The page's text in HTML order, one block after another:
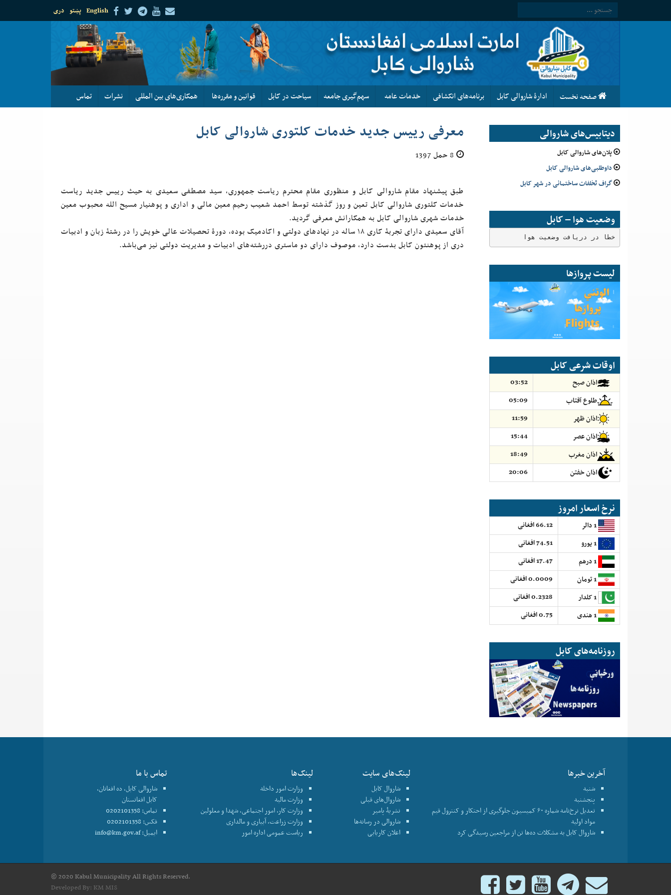
دری پښتو English
صفحه نخست ادارۀ شاروالی کابل برنامه‌های انکشافی خدمات عامه سهم‌گیری جامعه سیاحت در کابل قوانین و مقرره‌ها همکاری‌های بین المللی نشرات تماس
دیتابیس‌های شاروالی
پلان‌های شاروالی کابل
داوطلبی‌های شاروالی کابل
گراف تخلفات ساختمانی در شهر کابل
وضعیت هوا – کابل
خطا در دریافت وضعیت هوا
لیست پروازها
اوقات شرعی کابل
اذان صبح
03:52
طلوع آفتاب
05:09
اذان ظهر
11:59
اذان عصر
15:44
اذان مغرب
18:49
اذان خفتن
20:06
نرخ اسعار امروز
66.12 افغانی
74.51 افغانی
17.47 افغانی
0.0009 افغانی
0.2328 افغانی
0.75 افغانی
روزنامه‌های کابل
معرفی رییس جدید خدمات کلتوری شاروالی کابل
طبق پیشنهاد مقام شاروالی کابل و منظوری مقام محترم ریاست جمهوری، سید مصطفی سعیدی به حیث رییس جدید ریاست
خدمات کلتوری شاروالی کابل تعین و روز گذشته توسط احمد شعیب رحیم معین مالی و اداری و پوهنیار مسیح الله محبوب معین
خدمات شهری شاروالی کابل به همکارانش معرفی گردید.
آقای سعیدی دارای تجربۀ کاری ۱۸ ساله در نهادهای دولتی و اکادمیک بوده، دورۀ تحصیلات عالی خویش را در رشتۀ زبان و ادبیات
دری از پوهنتون کابل بدست دارد، موصوف دارای دو ماستری دررشته‌های ادبیات و مدیریت دولتی نیز می‌باشد.
آخرین خبرها
شنبه
پنجشنبه
تعدیل نرخ‌نامه شماره ۶۰ کمیسیون جلوگیری از احتکار و کنترول قیم
مواد اولیه
شاروال کابل به مشکلات ده‌ها تن از مراجعین رسیدگی کرد
لینک‌های سایت
شاروال کابل
شاروال‌های قبلی
نشریۀ پامیر
شاروالی در رسانه‌ها
اعلان کاریابی
لینک‌ها
وزارت امور داخله
وزارت مالیه
وزارت کار، امور اجتماعی، شهدا و معلولین
وزارت زراعت، آبیاری و مالداری
ریاست عمومی اداره امور
تماس با ما
شاروالی کابل، ده افغانان،
کابل افغانستان
تماس: 0202101358
فکس: 0202101358
ایمیل:info@km.gov.af
© 2020 Kabul Municipality All Rights Reserved.
Developed By: KM MIS